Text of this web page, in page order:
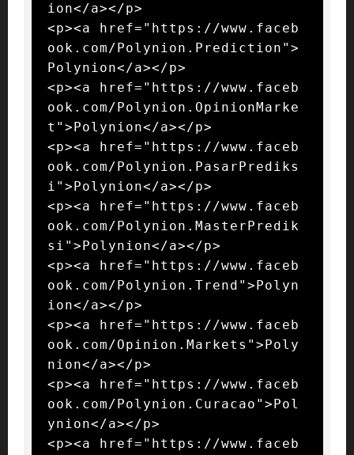
ion</a></p>
<p><a href="https://www.faceb
ook.com/Polynion.Prediction">
Polynion</a></p>
<p><a href="https://www.faceb
ook.com/Polynion.OpinionMarke
t">Polynion</a></p>
<p><a href="https://www.faceb
ook.com/Polynion.PasarPrediks
i">Polynion</a></p>
<p><a href="https://www.faceb
ook.com/Polynion.MasterPredik
si">Polynion</a></p>
<p><a href="https://www.faceb
ook.com/Polynion.Trend">Polyn
ion</a></p>
<p><a href="https://www.faceb
ook.com/Opinion.Markets">Poly
nion</a></p>
<p><a href="https://www.faceb
ook.com/Polynion.Curacao">Pol
ynion</a></p>
<p><a href="https://www.faceb